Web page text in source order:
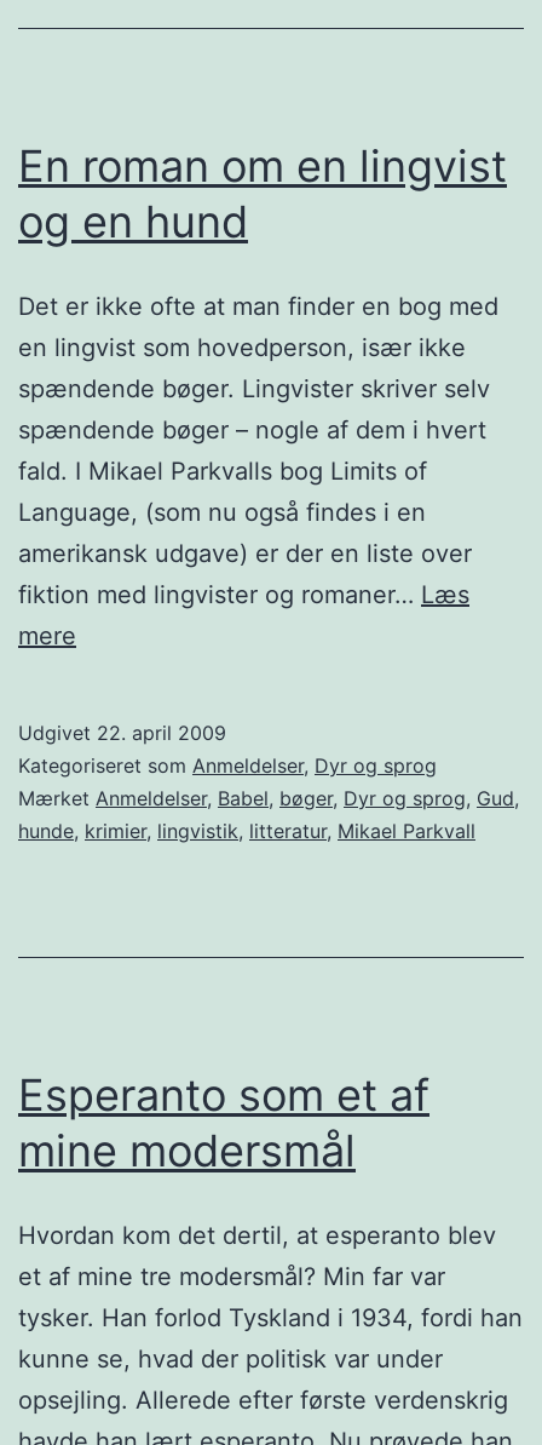
En roman om en lingvist
og en hund
Det er ikke ofte at man finder en bog med
en lingvist som hovedperson, især ikke
spændende bøger. Lingvister skriver selv
spændende bøger – nogle af dem i hvert
fald. I Mikael Parkvalls bog Limits of
Language, (som nu også findes i en
amerikansk udgave) er der en liste over
fiktion med lingvister og romaner… Læs
mere
en
lingvist
og
Udgivet 22. april 2009
Kategoriseret som Anmeldelser, Dyr og sprog
Mærket Anmeldelser, Babel, bøger, Dyr og sprog, Gud,
hunde, krimier, lingvistik, litteratur, Mikael Parkvall
Esperanto som et af
mine modersmål
Hvordan kom det dertil, at esperanto blev
et af mine tre modersmål? Min far var
tysker. Han forlod Tyskland i 1934, fordi han
kunne se, hvad der politisk var under
opsejling. Allerede efter første verdenskrig